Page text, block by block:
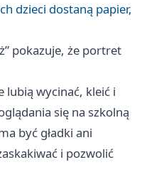
dzieci dostaną papier,
pokazuje, że portret
lubią wycinać, kleić i
się na szkolną
być gładki ani
i pozwolić